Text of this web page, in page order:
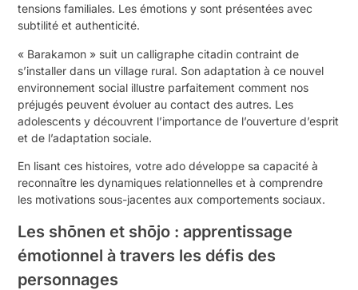
tensions familiales. Les émotions y sont présentées avec
subtilité et authenticité.
« Barakamon » suit un calligraphe citadin contraint de
s’installer dans un village rural. Son adaptation à ce nouvel
environnement social illustre parfaitement comment nos
préjugés peuvent évoluer au contact des autres. Les
adolescents y découvrent l’importance de l’ouverture d’esprit
et de l’adaptation sociale.
En lisant ces histoires, votre ado développe sa capacité à
reconnaître les dynamiques relationnelles et à comprendre
les motivations sous-jacentes aux comportements sociaux.
Les shōnen et shōjo : apprentissage
émotionnel à travers les défis des
personnages